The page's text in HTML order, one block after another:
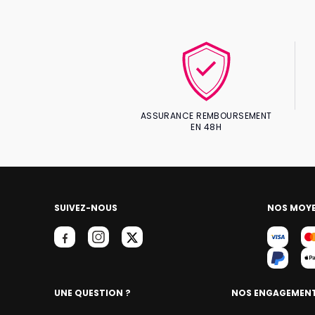
ASSURANCE REMBOURSEMENT
EN 48H
SUIVEZ-NOUS NOS
UNE QUESTION ? NOS